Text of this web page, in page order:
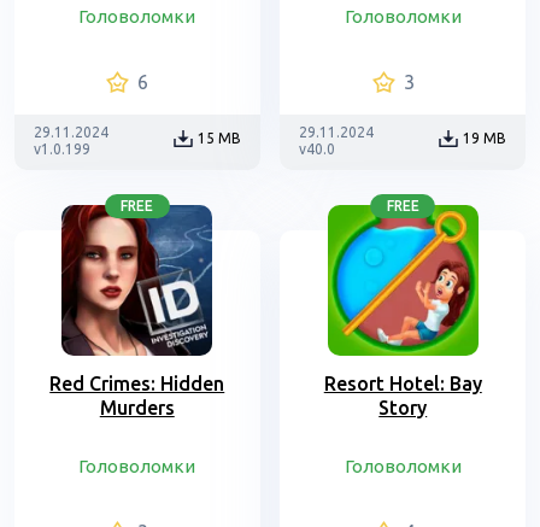
Головоломки
6
29.11.2024
v1.0.199
15 MB
Головоломки
3
29.11.2024
v40.0
19 MB
FREE
Red Crimes: Hidden
Murders
Головоломки
FREE
Resort Hotel: Bay
Story
Головоломки